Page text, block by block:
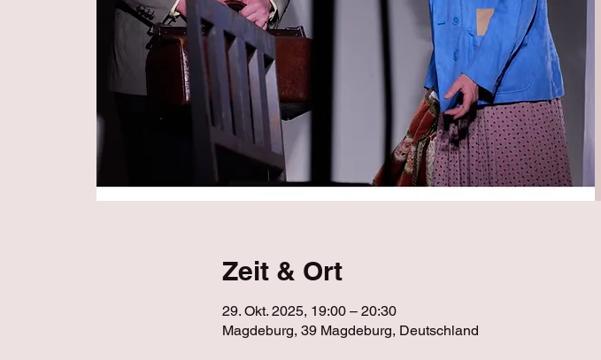
Zeit & Ort
29. Okt. 2025, 19:00 – 20:30
Magdeburg, 39 Magdeburg, Deutschland